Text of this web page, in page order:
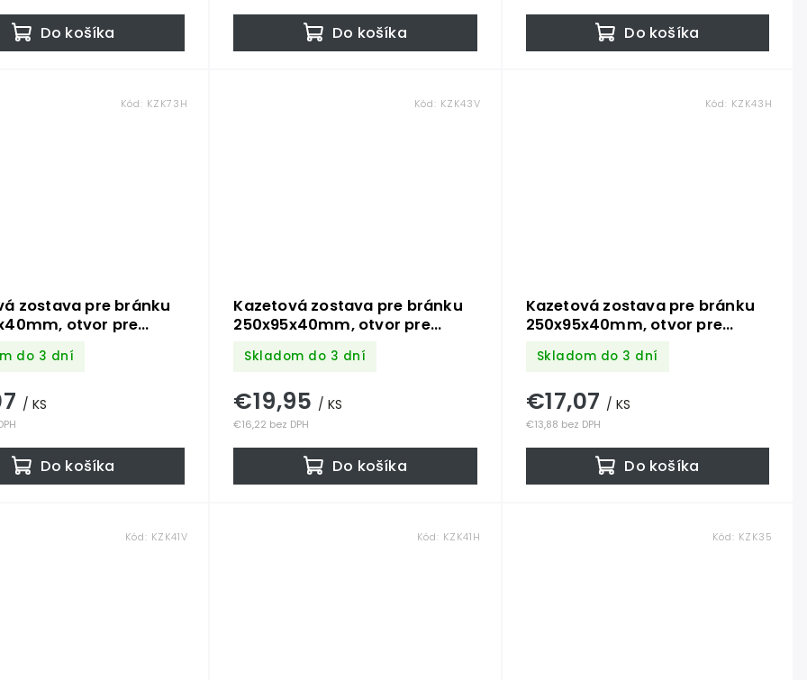
Do košíka Do košíka Do košíka
zostava pre bránku
otvor pre
hladká, pre zámok
do 3 dní
/ KS
Do košíka
Kód: KZK73H
Kazetová zostava pre bránku
250x95x40mm, otvor pre
40x40mm, pre zámok
Skladom do 3 dní
€16,22 bez DPH
€19,95 / KS
Do košíka
Kód: KZK43V
Kazetová zostava pre bránku
250x95x40mm, otvor pre
40x40mm, hladká, pre zámok
Skladom do 3 dní
€13,88 bez DPH
€17,07/ KS
Do košíka
Kód: KZK43H
Kód: KZK41V Kód: KZK41H Kód: KZK35